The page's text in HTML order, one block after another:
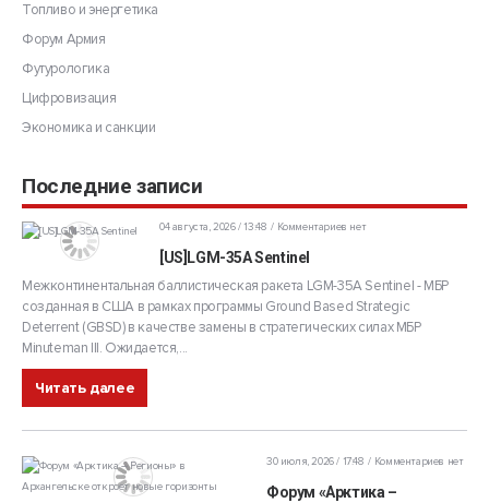
Топливо и энергетика
Форум Армия
Футурологика
Цифровизация
Экономика и санкции
Последние записи
04 августа, 2026 / 13:48 Комментариев нет
[US]LGM-35A Sentinel
Межконтинентальная баллистическая ракета LGM-35A Sentinel - МБР
созданная в США в рамках программы Ground Based Strategic
Deterrent (GBSD) в качестве замены в стратегических силах МБР
Minuteman III. Ожидается,...
Читать далее
30 июля, 2026 / 17:48 Комментариев нет
Форум «Арктика –